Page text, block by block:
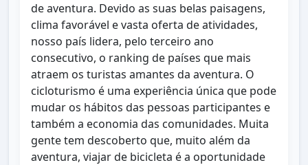
de aventura. Devido as suas belas paisagens,
clima favorável e vasta oferta de atividades,
nosso país lidera, pelo terceiro ano
consecutivo, o ranking de países que mais
atraem os turistas amantes da aventura. O
cicloturismo é uma experiência única que pode
mudar os hábitos das pessoas participantes e
também a economia das comunidades. Muita
gente tem descoberto que, muito além da
aventura, viajar de bicicleta é a oportunidade